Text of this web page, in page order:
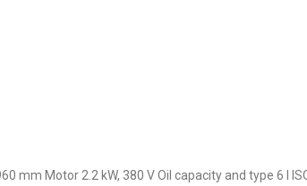
mm Motor 2.2 kW, 380 V Oil capacity and type 6 l